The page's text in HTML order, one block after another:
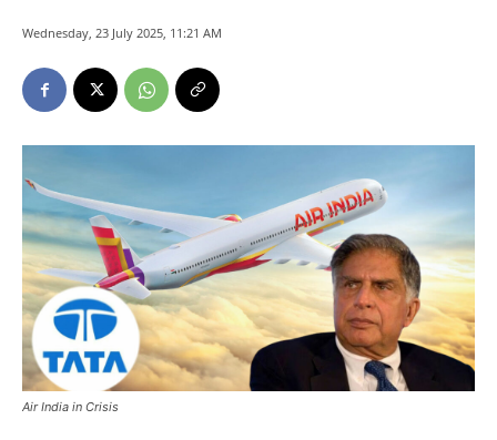
Wednesday, 23 July 2025, 11:21 AM
Air India in Crisis